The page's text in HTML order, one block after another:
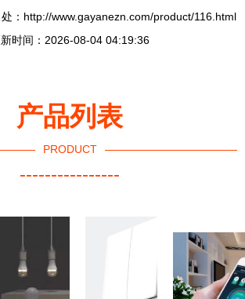
：http://www.gayanezn.com/product/116.html
时间：2026-08-04 04:19:36
产品列表
PRODUCT
----------------